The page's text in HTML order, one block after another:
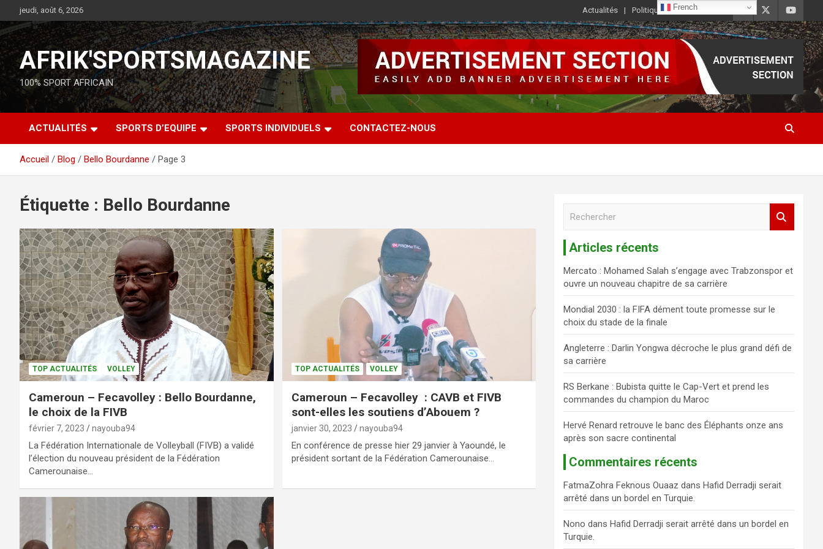
jeudi, août 6, 2026 Actualités Politique de Confidentialité
AFRIK'SPORTSMAGAZINE
100% SPORT AFRICAIN
ACTUALITÉS SPORTS D’EQUIPE SPORTS INDIVIDUELS CONTACTEZ-NOUS
Accueil Blog Bello Bourdanne Page 3
Étiquette : Bello Bourdanne
TOP ACTUALITÉS VOLLEY
Cameroun – Fecavolley : Bello Bourdanne,
le choix de la FIVB
février 7, 2023 nayouba94
La Fédération Internationale de Volleyball (FIVB) a validé
l’élection du nouveau président de la Fédération
Camerounaise…
TOP ACTUALITÉS VOLLEY
Cameroun – Fecavolley : CAVB et FIVB
sont-elles les soutiens d’Abouem ?
janvier 30, 2023 nayouba94
En conférence de presse hier 29 janvier à Yaoundé, le
président sortant de la Fédération Camerounaise…
r
c
h
e
r
Articles récents
Mercato : Mohamed Salah s’engage avec Trabzonspor et
ouvre un nouveau chapitre de sa carrière
Mondial 2030 : la FIFA dément toute promesse sur le
choix du stade de la finale
Angleterre : Darlin Yongwa décroche le plus grand défi de
sa carrière
RS Berkane : Bubista quitte le Cap-Vert et prend les
commandes du champion du Maroc
Hervé Renard retrouve le banc des Éléphants onze ans
après son sacre continental
Commentaires récents
FatmaZohra Feknous Ouaaz dansHafid Derradji serait
arrêté dans un bordel en Turquie.
Nono dansHafid Derradji serait arrêté dans un bordel en
Turquie.
French